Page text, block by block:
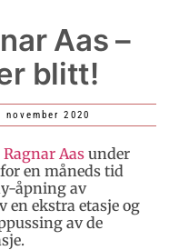
Aas –
blitt!
november 2020
Aas under
en måneds tid
åpning av
en ekstra etasje og
av de